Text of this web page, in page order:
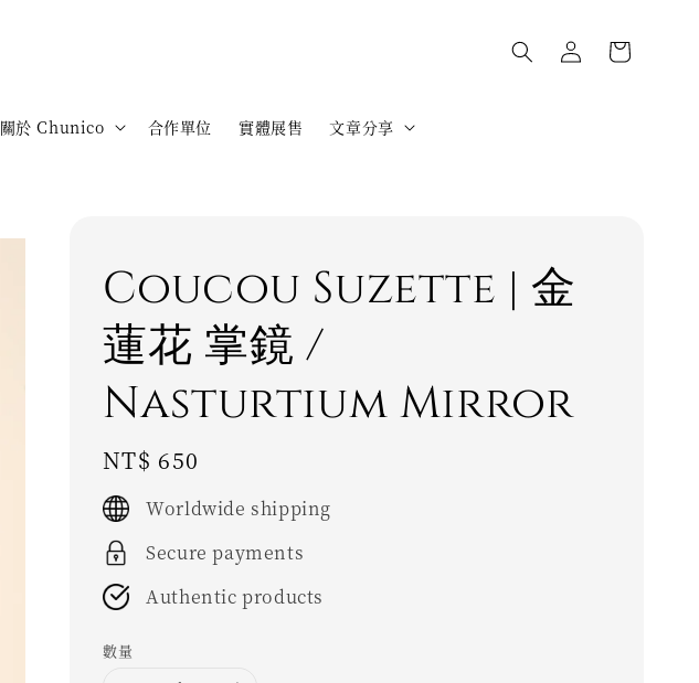
關於 Chunico 合作單位 實體展售 文章分享
Coucou Suzette | 金
蓮花 掌鏡 /
Nasturtium Mirror
Regular
price
NT$ 650
Worldwide shipping
Secure payments
Authentic products
數量